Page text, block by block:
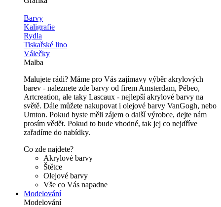
Barvy
Kaligrafie
Rydla
Tiskařské lino
Válečky
Malba
Malujete rádi? Máme pro Vás zajímavy výběr akrylových
barev - naleznete zde barvy od firem Amsterdam, Pébeo,
Artcreation, ale taky Lascaux - nejlepší akrylové barvy na
světě. Dále můžete nakupovat i olejové barvy VanGogh, nebo
Umton. Pokud byste měli zájem o další výrobce, dejte nám
prosím vědět. Pokud to bude vhodné, tak jej co nejdříve
zařadíme do nabídky.
Co zde najdete?
Akrylové barvy
Štětce
Olejové barvy
Vše co Vás napadne
Modelování
Modelování